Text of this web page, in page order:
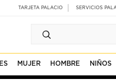
TARJETA PALACIO SERVICIOS
MUJER HOMBRE NIÑOS